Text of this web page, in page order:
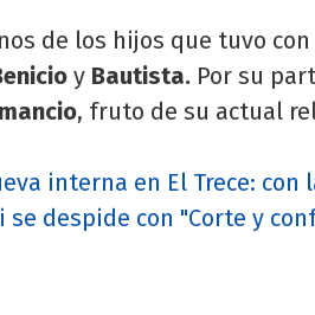
de los hijos que tuvo con
y Bautista. Por su
, fruto de su actual
interna en El Trece:
despide con "Corte y